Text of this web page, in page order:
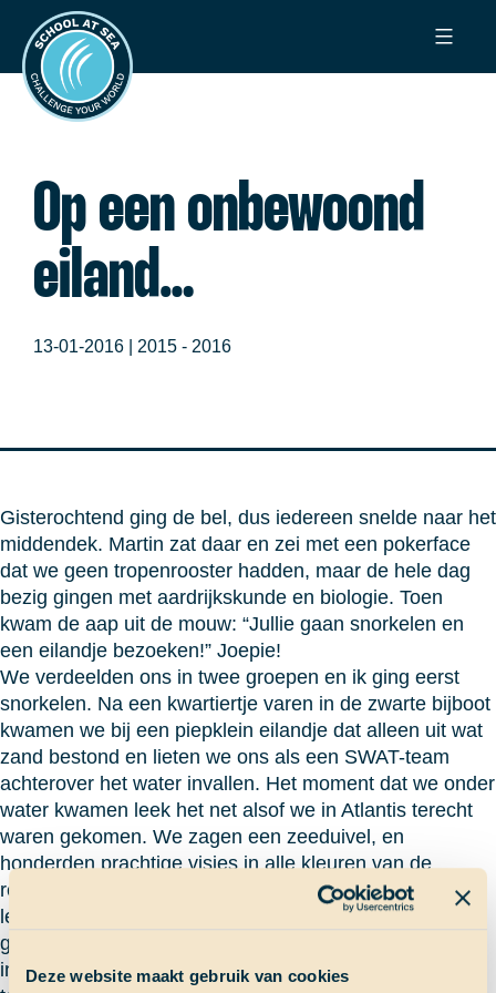
Deze website maakt gebruik van cookies
naar
inhoud
School
at
Sea
Op een onbewoond
eiland…
13-01-2016 | 2015 - 2016
Gisterochtend ging de bel, dus iedereen snelde naar het
middendek. Martin zat daar en zei met een pokerface
dat we geen tropenrooster hadden, maar de hele dag
bezig gingen met aardrijkskunde en biologie. Toen
kwam de aap uit de mouw: “Jullie gaan snorkelen en
een eilandje bezoeken!” Joepie!
We verdeelden ons in twee groepen en ik ging eerst
snorkelen. Na een kwartiertje varen in de zwarte bijboot
kwamen we bij een piepklein eilandje dat alleen uit wat
zand bestond en lieten we ons als een SWAT-team
achterover het water invallen. Het moment dat we onder
water kwamen leek het net alsof we in Atlantis terecht
waren gekomen. We zagen een zeeduivel, en
honderden prachtige visjes in alle kleuren van de
regenboog. Dit was echt het mooiste dat ik ooit in mijn
leven heb gezien! Ik denk dat we ongeveer twee uur
gesnorkeld hebben, toen we terug de bijboot
inklommen. We hebben nog een rondje gevaren en